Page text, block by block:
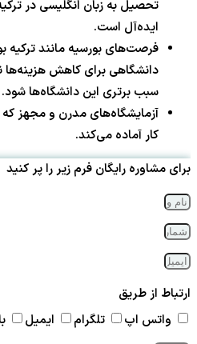
تحصیل به زبان انگلیسی در
ایده‌آل است.
فرصت‌های بورسیه مانند ترکیه
دانشگاهی برای کاهش هزینه‌ها
سبب برتری این دانشگاه‌ها شود.
آزمایشگاه‌های مدرن و مجهز که
کار آماده می‌کند.
برای مشاوره رایگان فرم زیر را پر کنید
ارتباط از طریق
واتس اپ
تلگرام ایمیل